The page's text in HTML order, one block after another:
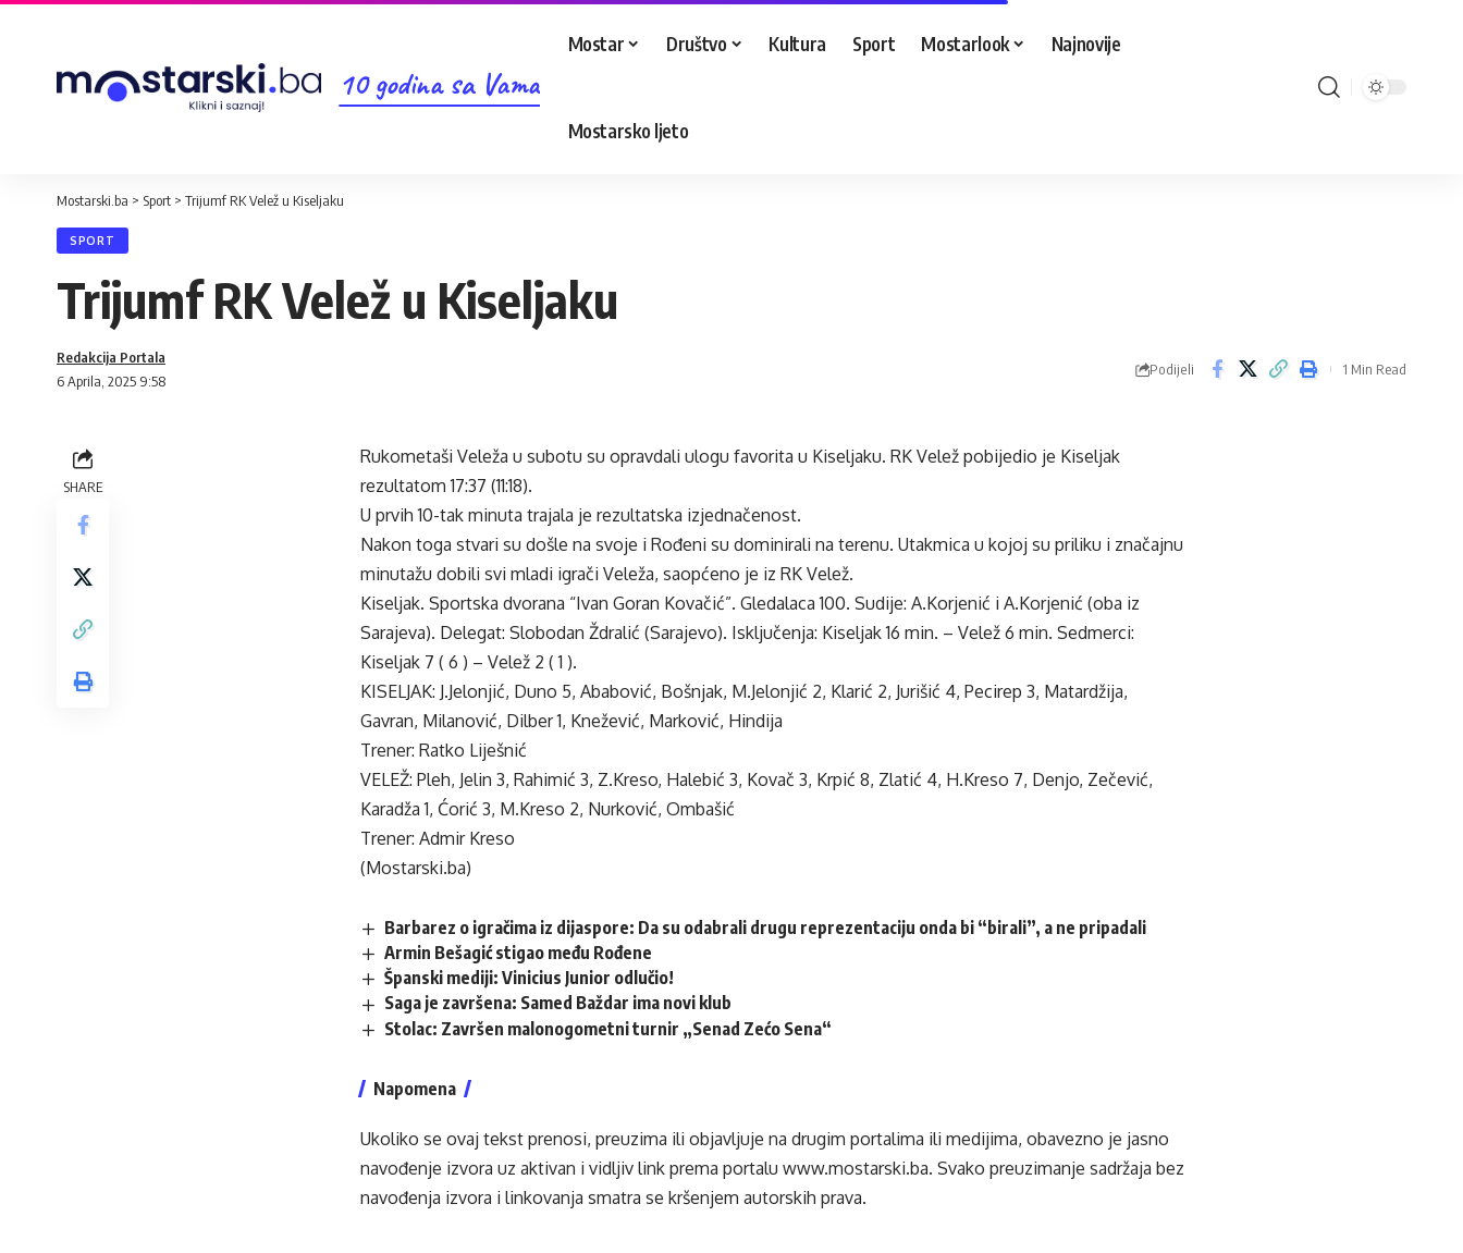
10 godina sa Vama
Mostar Društvo Kultura Sport Mostarlook Najnovije
Mostarsko ljeto
Mostarski.ba > Sport > Trijumf RK Velež u Kiseljaku
SPORT
Trijumf RK Velež u Kiseljaku
6 Aprila, 2025 9:58
Redakcija Portala
Podijeli 1 Min Read
SHARE
Rukometaši Veleža u subotu su opravdali ulogu favorita u Kiseljaku. RK Velež pobijedio je Kiseljak
rezultatom 17:37 (11:18).
U prvih 10-tak minuta trajala je rezultatska izjednačenost.
Nakon toga stvari su došle na svoje i Rođeni su dominirali na terenu. Utakmica u kojoj su priliku i značajnu
minutažu dobili svi mladi igrači Veleža, saopćeno je iz RK Velež.
Kiseljak. Sportska dvorana “Ivan Goran Kovačić”. Gledalaca 100. Sudije: A.Korjenić i A.Korjenić (oba iz
Sarajeva). Delegat: Slobodan Ždralić (Sarajevo). Isključenja: Kiseljak 16 min. – Velež 6 min. Sedmerci:
Kiseljak 7 ( 6 ) – Velež 2 ( 1 ).
KISELJAK: J.Jelonjić, Duno 5, Ababović, Bošnjak, M.Jelonjić 2, Klarić 2, Jurišić 4, Pecirep 3, Matardžija,
Gavran, Milanović, Dilber 1, Knežević, Marković, Hindija
Trener: Ratko Liješnić
VELEŽ: Pleh, Jelin 3, Rahimić 3, Z.Kreso, Halebić 3, Kovač 3, Krpić 8, Zlatić 4, H.Kreso 7, Denjo, Zečević,
Karadža 1, Ćorić 3, M.Kreso 2, Nurković, Ombašić
Trener: Admir Kreso
(Mostarski.ba)
Barbarez o igračima iz dijaspore: Da su odabrali drugu reprezentaciju onda bi “birali”, a ne pripadali
Armin Bešagić stigao među Rođene
Španski mediji: Vinicius Junior odlučio!
Saga je završena: Samed Baždar ima novi klub
Stolac: Završen malonogometni turnir „Senad Zećo Sena“
Napomena
Ukoliko se ovaj tekst prenosi, preuzima ili objavljuje na drugim portalima ili medijima, obavezno je jasno
navođenje izvora uz aktivan i vidljiv link prema portalu www.mostarski.ba. Svako preuzimanje sadržaja bez
navođenja izvora i linkovanja smatra se kršenjem autorskih prava.